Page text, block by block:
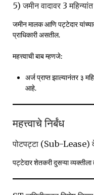
5) जमीन वादावर 3 महिन्यांत
जमीन मालक आणि पट्टेदार
प्राधिकारी असतील.
महत्त्वाची बाब म्हणजे:
अर्ज प्राप्त झाल्यानंतर ३
आहे.
महत्त्वाचे निर्बंध
पोटपट्टा (Sub-Lease)
पट्टेदार शेतकरी दुसऱ्या